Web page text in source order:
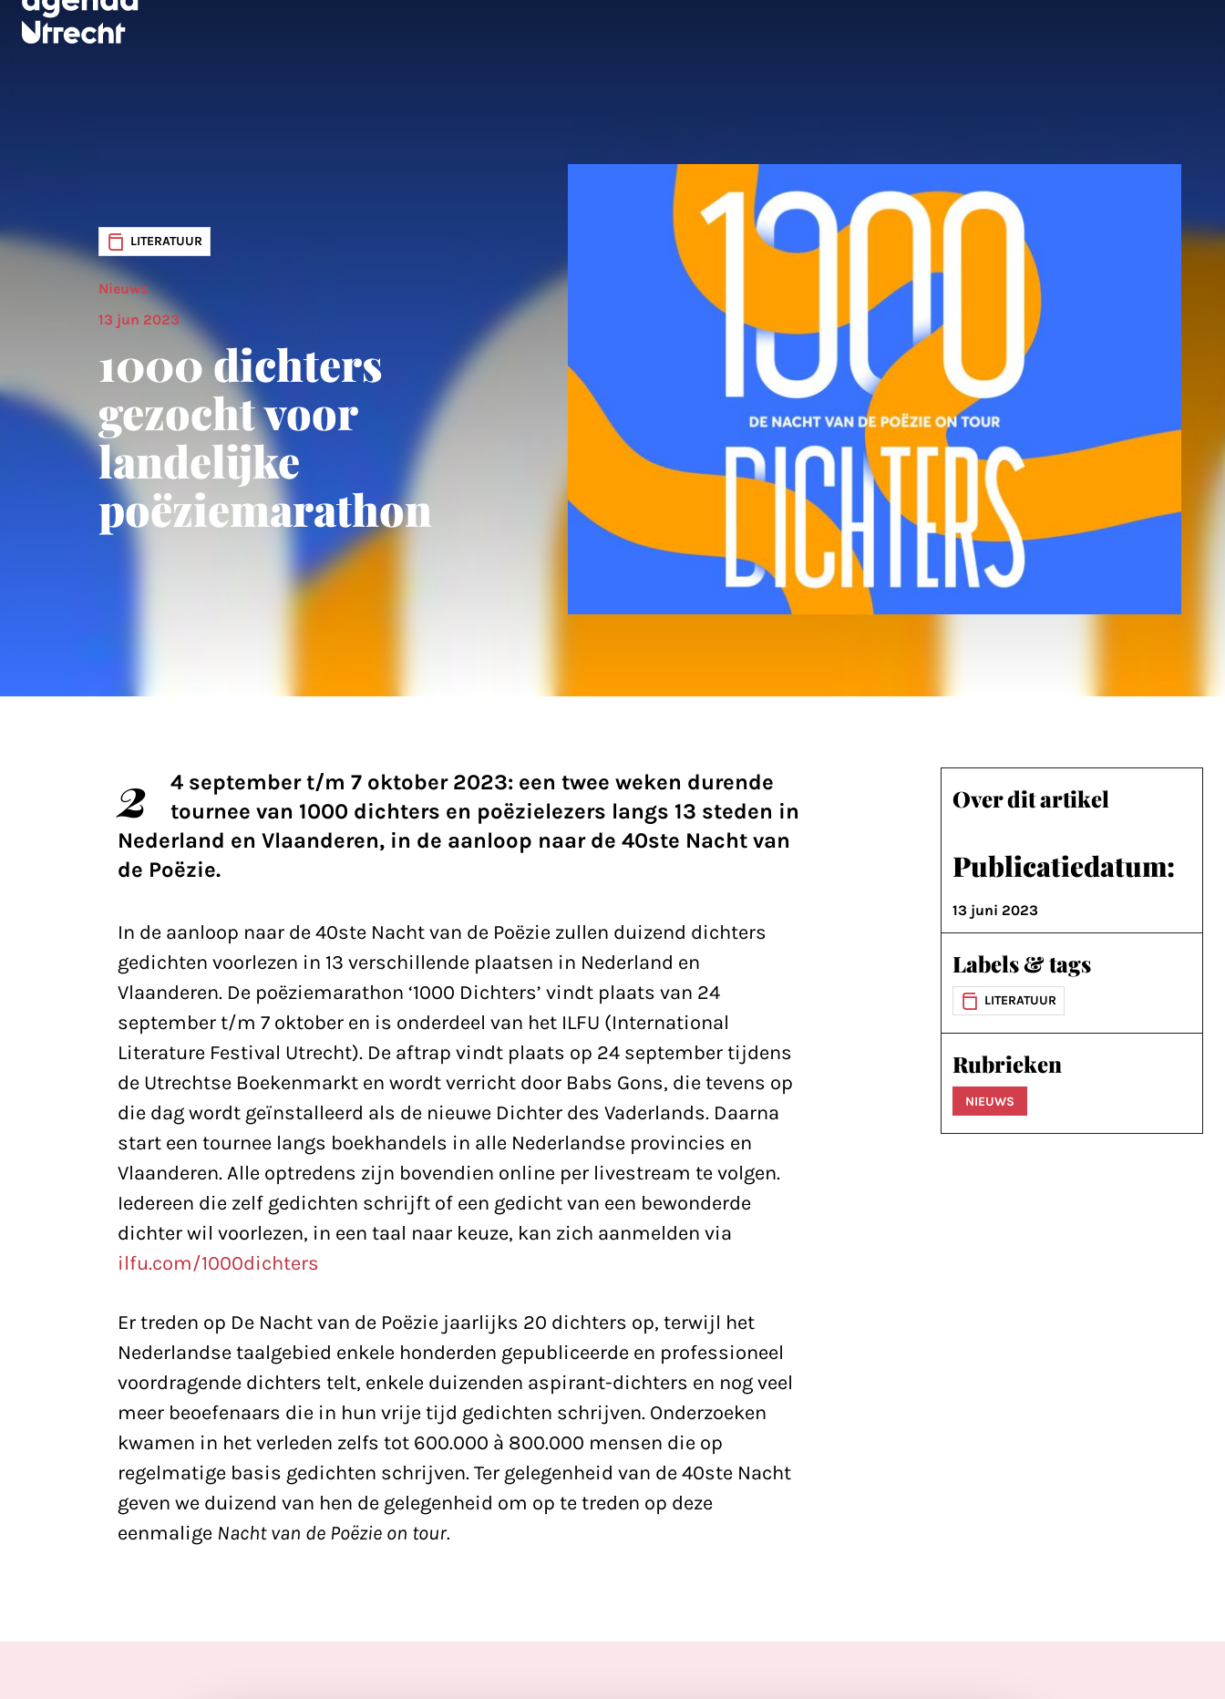
LITERATUUR
Nieuws
13 jun 2023
1000 dichters
gezocht voor
landelijke
poëziemarathon
2
4 september t/m 7 oktober 2023: een twee weken durende
tournee van 1000 dichters en poëzielezers langs 13 steden in
Nederland en Vlaanderen, in de aanloop naar de 40ste Nacht van
de Poëzie.
In de aanloop naar de 40ste Nacht van de Poëzie zullen duizend dichters
gedichten voorlezen in 13 verschillende plaatsen in Nederland en
Vlaanderen. De poëziemarathon ‘1000 Dichters’ vindt plaats van 24
september t/m 7 oktober en is onderdeel van het ILFU (International
Literature Festival Utrecht). De aftrap vindt plaats op 24 september tijdens
de Utrechtse Boekenmarkt en wordt verricht door Babs Gons, die tevens op
die dag wordt geïnstalleerd als de nieuwe Dichter des Vaderlands. Daarna
start een tournee langs boekhandels in alle Nederlandse provincies en
Vlaanderen. Alle optredens zijn bovendien online per livestream te volgen.
Iedereen die zelf gedichten schrijft of een gedicht van een bewonderde
dichter wil voorlezen, in een taal naar keuze, kan zich aanmelden via
ilfu.com/1000dichters
Er treden op De Nacht van de Poëzie jaarlijks 20 dichters op, terwijl het
Nederlandse taalgebied enkele honderden gepubliceerde en professioneel
voordragende dichters telt, enkele duizenden aspirant-dichters en nog veel
meer beoefenaars die in hun vrije tijd gedichten schrijven. Onderzoeken
kwamen in het verleden zelfs tot 600.000 à 800.000 mensen die op
regelmatige basis gedichten schrijven. Ter gelegenheid van de 40ste Nacht
geven we duizend van hen de gelegenheid om op te treden op deze
eenmalige Nacht van de Poëzie on tour.
Over dit artikel
Publicatiedatum:
13 juni 2023
Labels & tags
LITERATUUR
Rubrieken
NIEUWS